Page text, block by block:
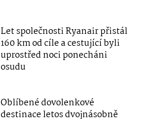
Let společnosti Ryanair přistál
160 km od cíle a cestující byli
uprostřed noci ponecháni
osudu
Oblíbené dovolenkové
destinace letos dvojnásobně